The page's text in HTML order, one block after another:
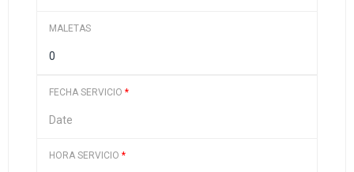
MALETAS
FECHA SERVICIO *
HORA SERVICIO *